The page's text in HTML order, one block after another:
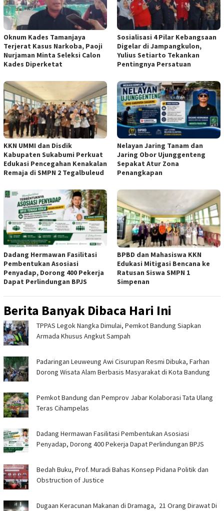
Oknum Kades Tamanjaya
Terjerat Kasus Narkoba, Paoji
Nurjaman Minta Seleksi Calon
Kades Diperketat
Sosialisasi 4 Pilar Kebangsaan
Digelar di Jampangkulon,
Yulius Setiarto Tekankan
Pentingnya Persatuan
KKN UMMI dan Disdik
Kabupaten Sukabumi Perkuat
Edukasi Pencegahan Kenakalan
Remaja di SMPN 2 Tegalbuleud
Nelayan Jaring Tanam dan
Jaring Obor Ujunggenteng
Sepakat Atur Zona
Penangkapan
Dadang Hermawan Fasilitasi
Pembentukan Asosiasi
Penyadap, Dorong 400 Pekerja
Dapat Perlindungan BPJS
BPBD dan Mahasiswa KKN
Edukasi Mitigasi Bencana ke
Ratusan Siswa SMPN 1
Simpenan
Berita Banyak Dibaca Hari Ini
TPPAS Legok Nangka Dimulai, Pemkot Bandung Siapkan
Armada Khusus Angkut Sampah
Padaringan Leuweung Awi Cisurupan Resmi Dibuka, Farhan
Dorong Wisata Alam Berbasis Masyarakat di Kota Bandung
Pemkot Bandung dan Pemprov Jabar Kolaborasi Tata Ulang
Teras Cihampelas
Dadang Hermawan Fasilitasi Pembentukan Asosiasi
Penyadap, Dorong 400 Pekerja Dapat Perlindungan BPJS
Bedah Buku, Prof. Muradi Bahas Konsep Pidana Politik dan
Obstruction of Justice
‎Dugaan Keracunan Makanan di Dramaga, 21 Orang Dirawat Di